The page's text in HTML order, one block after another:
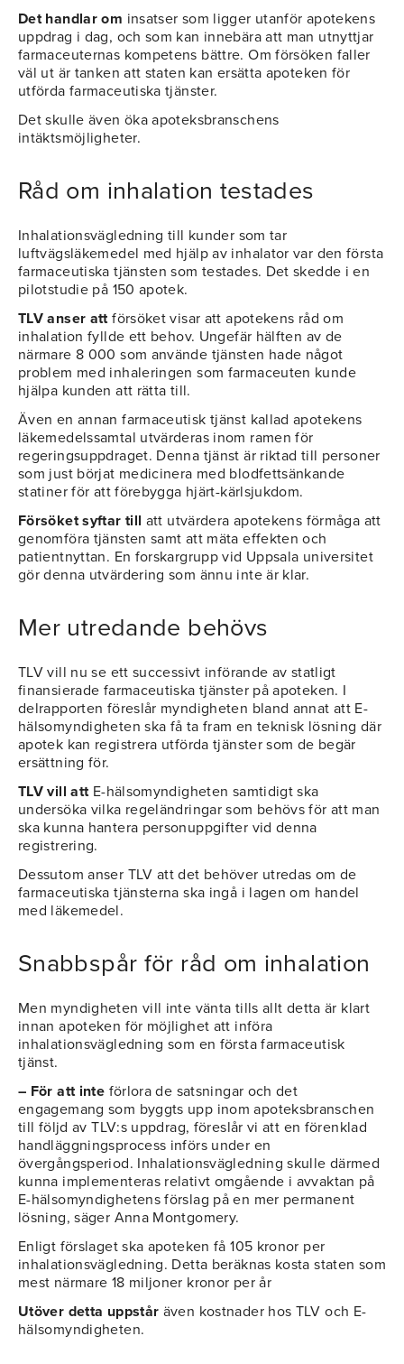
Det handlar om insatser som ligger utanför apotekens
uppdrag i dag, och som kan innebära att man utnyttjar
farmaceuternas kompetens bättre. Om försöken faller
väl ut är tanken att staten kan ersätta apoteken för
utförda farmaceutiska tjänster.
Det skulle även öka apoteksbranschens
intäktsmöjligheter.
Råd om inhalation testades
Inhalationsvägledning till kunder som tar
luftvägsläkemedel med hjälp av inhalator var den första
farmaceutiska tjänsten som testades. Det skedde i en
pilotstudie på 150 apotek.
TLV anser attförsöket visar att apotekens råd om
inhalation fyllde ett behov. Ungefär hälften av de
närmare 8 000 som använde tjänsten hade något
problem med inhaleringen som farmaceuten kunde
hjälpa kunden att rätta till.
Även en annan farmaceutisk tjänst kallad apotekens
läkemedelssamtal utvärderas inom ramen för
regeringsuppdraget. Denna tjänst är riktad till personer
som just börjat medicinera med blodfettsänkande
statiner för att förebygga hjärt-kärlsjukdom.
Försöket syftar till att utvärdera apotekens förmåga att
genomföra tjänsten samt att mäta effekten och
patientnyttan. En forskargrupp vid Uppsala universitet
gör denna utvärdering som ännu inte är klar.
Mer utredande behövs
TLV vill nu se ett successivt införande av statligt
finansierade farmaceutiska tjänster på apoteken. I
delrapporten föreslår myndigheten bland annat att E-
hälsomyndigheten ska få ta fram en teknisk lösning där
apotek kan registrera utförda tjänster som de begär
ersättning för.
TLV vill attE-hälsomyndigheten samtidigt ska
undersöka vilka regeländringar som behövs för att man
ska kunna hantera personuppgifter vid denna
registrering.
Dessutom anser TLV att det behöver utredas om de
farmaceutiska tjänsterna ska ingå i lagen om handel
med läkemedel.
Snabbspår för råd om inhalation
Men myndigheten vill inte vänta tills allt detta är klart
innan apoteken för möjlighet att införa
inhalationsvägledning som en första farmaceutisk
tjänst.
– För att inte förlora de satsningar och det
engagemang som byggts upp inom apoteksbranschen
till följd av TLV:s uppdrag, föreslår vi att en förenklad
handläggningsprocess införs under en
övergångsperiod. Inhalationsvägledning skulle därmed
kunna implementeras relativt omgående i avvaktan på
E-hälsomyndighetens förslag på en mer permanent
lösning, säger Anna Montgomery.
Enligt förslaget ska apoteken få 105 kronor per
inhalationsvägledning. Detta beräknas kosta staten som
mest närmare 18 miljoner kronor per år
Utöver detta uppstår även kostnader hos TLV och E-
hälsomyndigheten.